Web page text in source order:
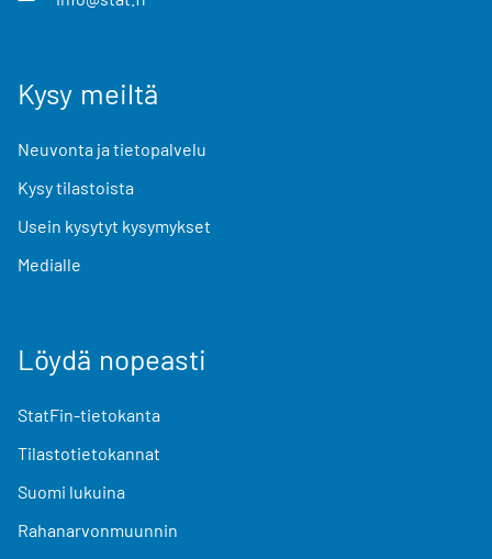
Kysy meiltä
Neuvonta ja tietopalvelu
Kysy tilastoista
Usein kysytyt kysymykset
Medialle
Löydä nopeasti
StatFin-tietokanta
Tilastotietokannat
Suomi lukuina
Rahanarvonmuunnin